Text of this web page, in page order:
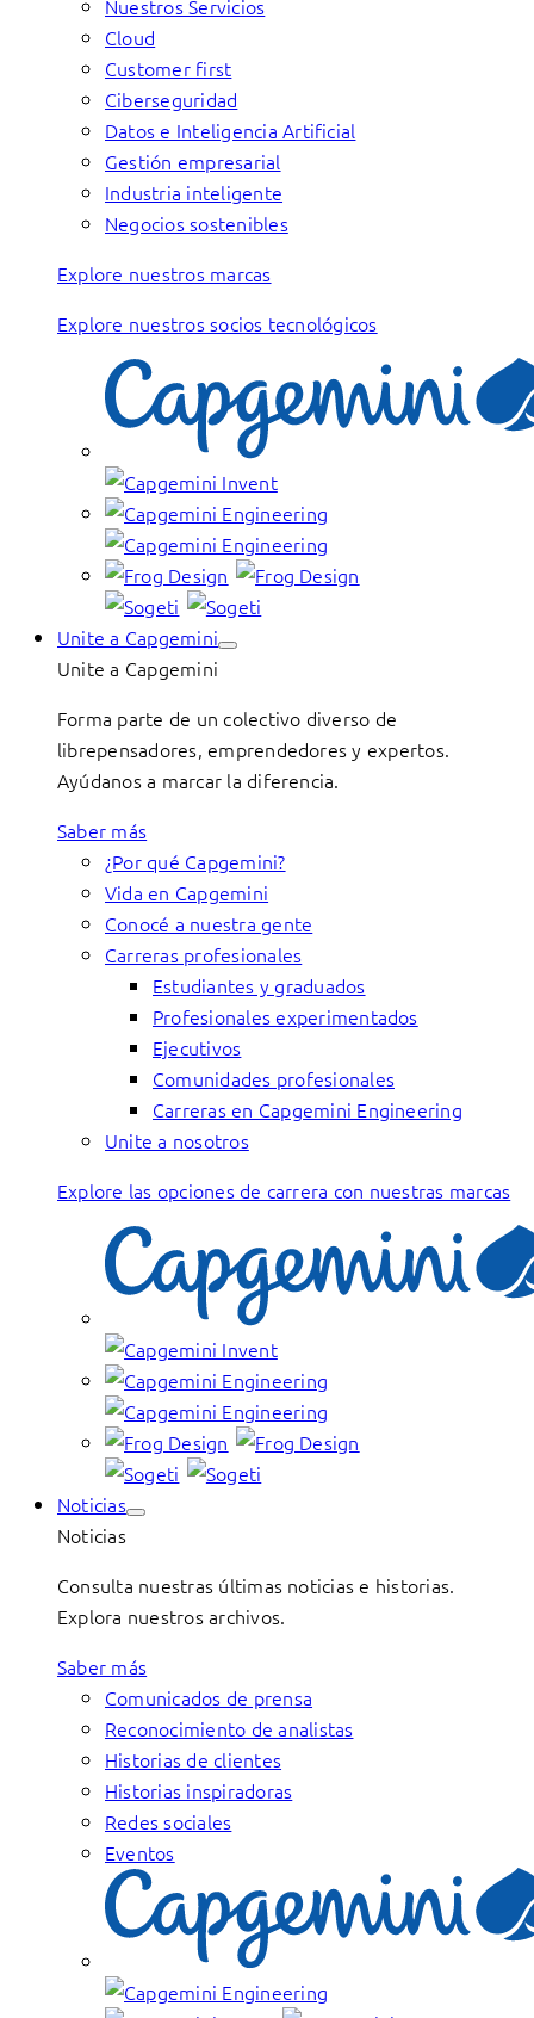
Nuestros Servicios
Cloud
Customer first
Ciberseguridad
Datos e Inteligencia Artificial
Gestión empresarial
Industria inteligente
Negocios sostenibles
Explore nuestros marcas
Explore nuestros socios tecnológicos
Unite a Capgemini
Unite a Capgemini
Forma parte de un colectivo diverso de
librepensadores, emprendedores y expertos.
Ayúdanos a marcar la diferencia.
Saber más
¿Por qué Capgemini?
Vida en Capgemini
Conocé a nuestra gente
Carreras profesionales
Estudiantes y graduados
Profesionales experimentados
Ejecutivos
Comunidades profesionales
Carreras en Capgemini Engineering
Unite a nosotros
Explore las opciones de carrera con nuestras marcas
Noticias
Noticias
Consulta nuestras últimas noticias e historias.
Explora nuestros archivos.
Saber más
Comunicados de prensa
Reconocimiento de analistas
Historias de clientes
Historias inspiradoras
Redes sociales
Eventos